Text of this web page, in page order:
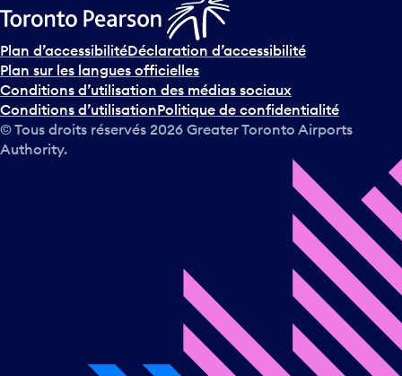
Plan d’accessibilitéDéclaration d’accessibilité
Plan sur les langues officielles
Conditions d’utilisation des médias sociaux
Conditions d’utilisationPolitique de confidentialité
© Tous droits réservés 2026 Greater Toronto Airports
Authority.